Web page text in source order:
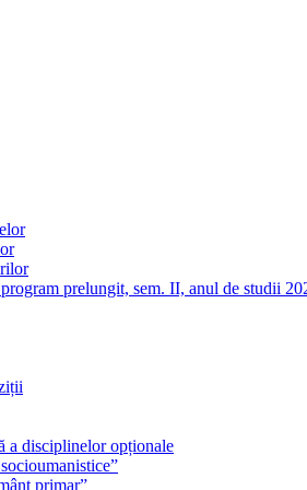
prelungit, sem. II, anul de studii
a disciplinelor opționale
primar”